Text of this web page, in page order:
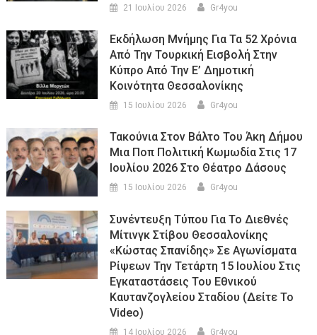
21 Ιουλίου 2026 Gr4you
Εκδήλωση Μνήμης Για Τα 52 Χρόνια
Από Την Τουρκική Εισβολή Στην
Κύπρο Από Την Ε’ Δημοτική
Κοινότητα Θεσσαλονίκης
15 Ιουλίου 2026 Gr4you
Τακούνια Στον Βάλτο Του Άκη Δήμου
Μια Ποπ Πολιτική Κωμωδία Στις 17
Ιουλίου 2026 Στο Θέατρο Δάσους
15 Ιουλίου 2026 Gr4you
Συνέντευξη Τύπου Για Το Διεθνές
Μίτινγκ Στίβου Θεσσαλονίκης
«Κώστας Σπανίδης» Σε Αγωνίσματα
Ρίψεων Την Τετάρτη 15 Ιουλίου Στις
Εγκαταστάσεις Του Εθνικού
Καυτανζογλείου Σταδίου (Δείτε Το
Video)
14 Ιουλίου 2026 Gr4you